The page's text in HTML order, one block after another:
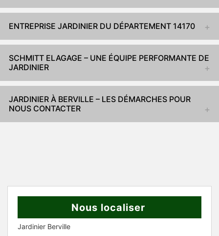
ENTREPRISE JARDINIER DU DÉPARTEMENT 14170
SCHMITT ELAGAGE – UNE ÉQUIPE PERFORMANTE DE
JARDINIER
JARDINIER À BERVILLE – LES DÉMARCHES POUR
NOUS CONTACTER
Nous localiser
Jardinier Berville